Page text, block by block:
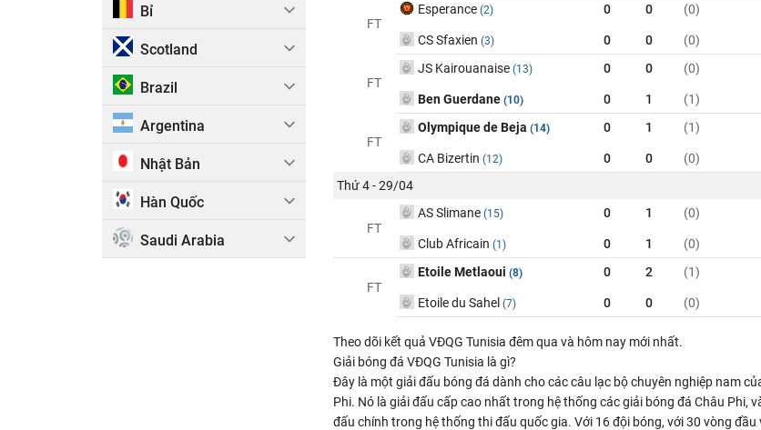
Bỉ
Scotland
Brazil
Argentina
Nhật Bản
Hàn Quốc
Saudi Arabia
FT
Esperance (2) 0 0 (0)
CS Sfaxien (3) 0 0 (0)
FT
JS Kairouanaise (13) 0 0 (0)
Ben Guerdane (10) 0 1 (1)
FT
Olympique de Beja (14) 0 1 (1)
CA Bizertin (12) 0 0
(0)
Thứ 4 - 29/04
FT
AS Slimane (15) 0 1 (0)
Club Africain (1) 0 1 (0)
FT
Etoile Metlaoui (8) 0 2 (1)
Etoile du Sahel (7) 0 0 (0)
Theo dõi kết quả VĐQG Tunisia đêm qua và hôm nay mới nhất.
Giải bóng đá VĐQG Tunisia là gì?
Đây là một giải đấu bóng đá dành cho các câu lạc bộ chuyên nghiệp nam
Phi. Nó là giải đấu cấp cao nhất trong hệ thống các giải bóng đá Châu Phi,
đấu chính trong hệ thống thi đấu quốc gia. Với 16 đội bóng, với 30 vòng đầu